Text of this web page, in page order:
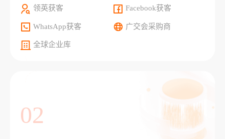
领英获客 Facebook获客
WhatsApp获客 广交会采购商
全球企业库
02